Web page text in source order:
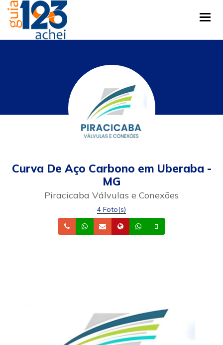
Curva De Aço Carbono em Uberaba -
MG
Piracicaba Válvulas e Conexões
4 Foto(s)
TelefoneWhatsapp
Email Site Whatsapp